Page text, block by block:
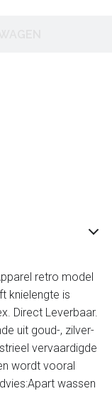
retro model
knielengte is
Direct Leverbaar.
uit goud-, zilver-
vervaardigde
wordt vooral
wassen